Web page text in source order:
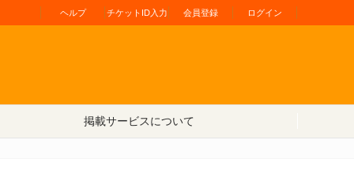
ヘルプ チケットID入力 会員登録 ログイン
掲載サービスについて